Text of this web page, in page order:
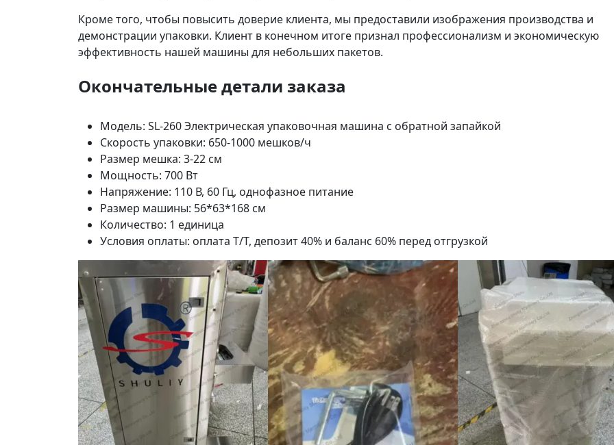
Кроме того, чтобы повысить доверие клиента, мы предоставили изображения производства и
демонстрации упаковки. Клиент в конечном итоге признал профессионализм и экономическую
эффективность нашей машины для небольших пакетов.
Окончательные детали заказа
Модель: SL-260 Электрическая упаковочная машина с обратной запайкой
Скорость упаковки: 650-1000 мешков/ч
Размер мешка: 3-22 см
Мощность: 700 Вт
Напряжение: 110 В, 60 Гц, однофазное питание
Размер машины: 56*63*168 см
Количество: 1 единица
Условия оплаты: оплата T/T, депозит 40% и баланс 60% перед отгрузкой